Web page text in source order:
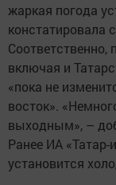
жаркая погода
констатировала
Соответственно,
включая и
«пока не
восток».
выходным», –
Ранее ИА
установится